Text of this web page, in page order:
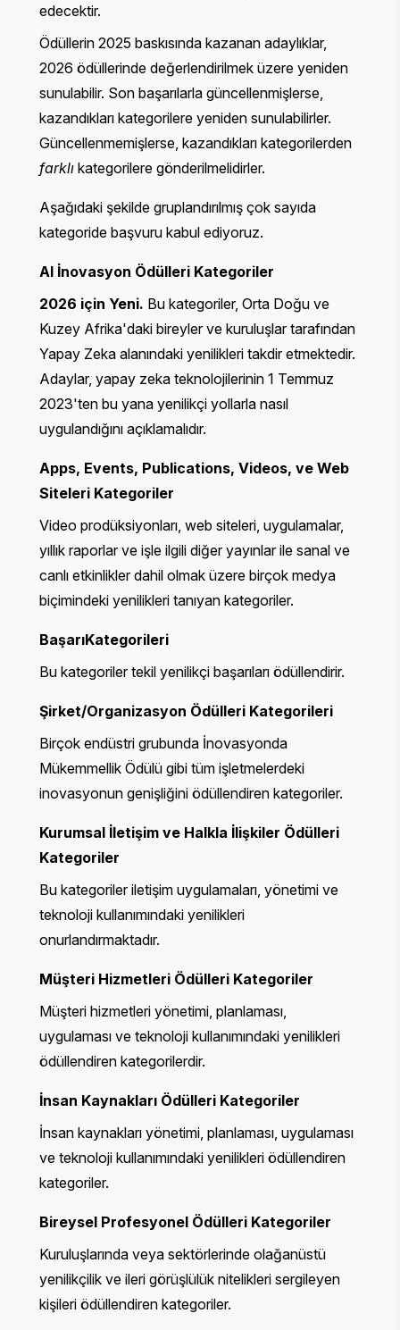
edecektir.
Ödüllerin 2025 baskısında kazanan adaylıklar,
2026 ödüllerinde değerlendirilmek üzere yeniden
sunulabilir. Son başarılarla güncellenmişlerse,
kazandıkları kategorilere yeniden sunulabilirler.
Güncellenmemişlerse, kazandıkları kategorilerden
farklı kategorilere gönderilmelidirler.
Aşağıdaki şekilde gruplandırılmış çok sayıda
kategoride başvuru kabul ediyoruz.
AI İnovasyon Ödülleri Kategoriler
2026 için Yeni. Bu kategoriler, Orta Doğu ve
Kuzey Afrika'daki bireyler ve kuruluşlar tarafından
Yapay Zeka alanındaki yenilikleri takdir etmektedir.
Adaylar, yapay zeka teknolojilerinin 1 Temmuz
2023'ten bu yana yenilikçi yollarla nasıl
uygulandığını açıklamalıdır.
Apps, Events, Publications, Videos, ve Web
Siteleri Kategoriler
Video prodüksiyonları, web siteleri, uygulamalar,
yıllık raporlar ve işle ilgili diğer yayınlar ile sanal ve
canlı etkinlikler dahil olmak üzere birçok medya
biçimindeki yenilikleri tanıyan kategoriler.
BaşarıKategorileri
Bu kategoriler tekil yenilikçi başarıları ödüllendirir.
Şirket/Organizasyon Ödülleri Kategorileri
Birçok endüstri grubunda İnovasyonda
Mükemmellik Ödülü gibi tüm işletmelerdeki
inovasyonun genişliğini ödüllendiren kategoriler.
Kurumsal İletişim ve Halkla İlişkiler Ödülleri
Kategoriler
Bu kategoriler iletişim uygulamaları, yönetimi ve
teknoloji kullanımındaki yenilikleri
onurlandırmaktadır.
Müşteri Hizmetleri Ödülleri Kategoriler
Müşteri hizmetleri yönetimi, planlaması,
uygulaması ve teknoloji kullanımındaki yenilikleri
ödüllendiren kategorilerdir.
İnsan Kaynakları Ödülleri Kategoriler
İnsan kaynakları yönetimi, planlaması, uygulaması
ve teknoloji kullanımındaki yenilikleri ödüllendiren
kategoriler.
Bireysel Profesyonel Ödülleri Kategoriler
Kuruluşlarında veya sektörlerinde olağanüstü
yenilikçilik ve ileri görüşlülük nitelikleri sergileyen
kişileri ödüllendiren kategoriler.